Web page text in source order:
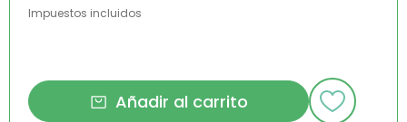
Impuestos incluidos
Añadir al carrito